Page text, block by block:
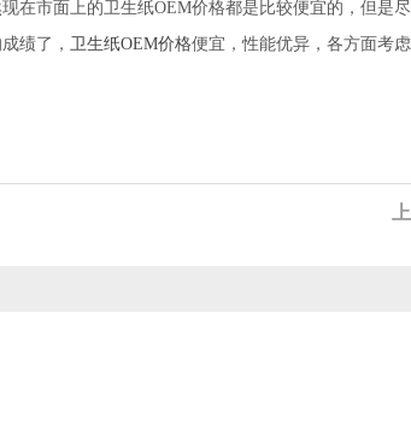
市面上的卫生纸OEM价格都是比较便宜的，但是
绩了， 卫生纸OEM价格便宜，性能优异，各方面考